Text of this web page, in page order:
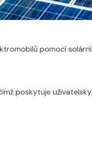
pomocí solární
poskytuje uživatelsky